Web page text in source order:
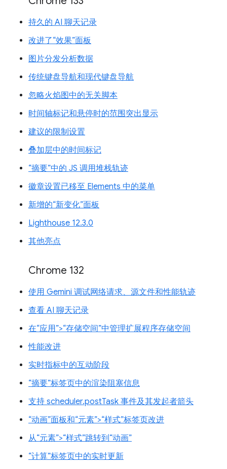
持久的 AI 聊天记录
改进了“效果”面板
图片分发分析数据
传统键盘导航和现代键盘导航
忽略火焰图中的无关脚本
时间轴标记和悬停时的范围突出显示
建议的限制设置
叠加层中的时间标记
“摘要”中的 JS 调用堆栈轨迹
徽章设置已移至 Elements 中的菜单
新增的“新变化”面板
Lighthouse 12.3.0
其他亮点
Chrome 132
使用 Gemini 调试网络请求、源文件和性能轨迹
查看 AI 聊天记录
在“应用”>“存储空间”中管理扩展程序存储空间
性能改进
实时指标中的互动阶段
“摘要”标签页中的渲染阻塞信息
支持 scheduler.postTask 事件及其发起者箭头
“动画”面板和“元素”>“样式”标签页改进
从“元素”>“样式”跳转到“动画”
“计算”标签页中的实时更新